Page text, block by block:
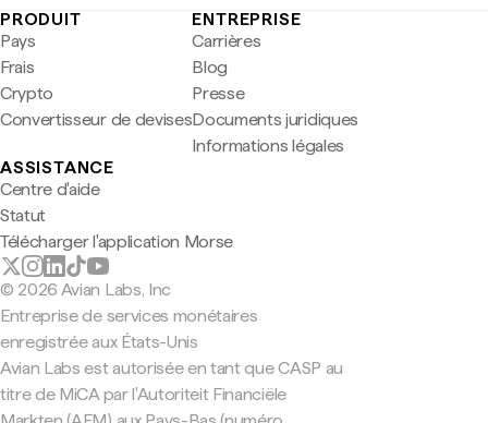
PRODUIT
Pays
Frais
Crypto
Convertisseur de devises
ENTREPRISE
Carrières
Blog
Presse
Documents juridiques
Informations légales
ASSISTANCE
Centre d'aide
Statut
Télécharger l'application Morse
© 2026 Avian Labs, Inc
Entreprise de services monétaires
enregistrée aux États-Unis
Avian Labs est autorisée en tant que CASP au
titre de MiCA par l'Autoriteit Financiële